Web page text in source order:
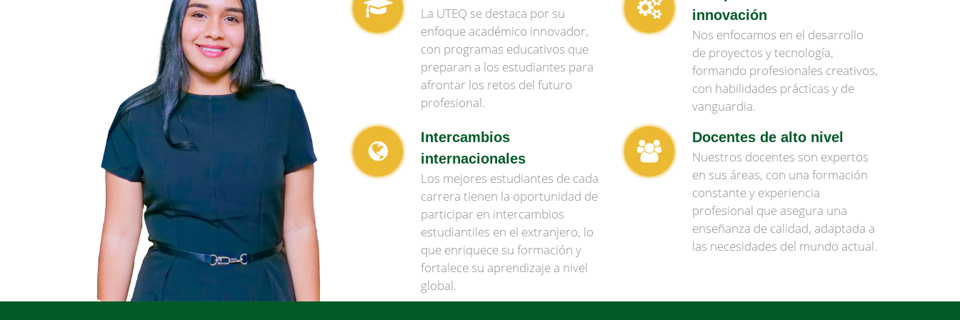
La UTEQ se destaca por su
enfoque académico innovador,
con programas educativos que
preparan a los estudiantes para
afrontar los retos del futuro
profesional.
innovación
Nos enfocamos en el desarrollo
de proyectos y tecnología,
formando profesionales creativos,
con habilidades prácticas y de
vanguardia.
Intercambios
internacionales
Los mejores estudiantes de cada
carrera tienen la oportunidad de
participar en intercambios
estudiantiles en el extranjero, lo
que enriquece su formación y
fortalece su aprendizaje a nivel
global.
Docentes de alto nivel
Nuestros docentes son expertos
en sus áreas, con una formación
constante y experiencia
profesional que asegura una
enseñanza de calidad, adaptada a
las necesidades del mundo actual.